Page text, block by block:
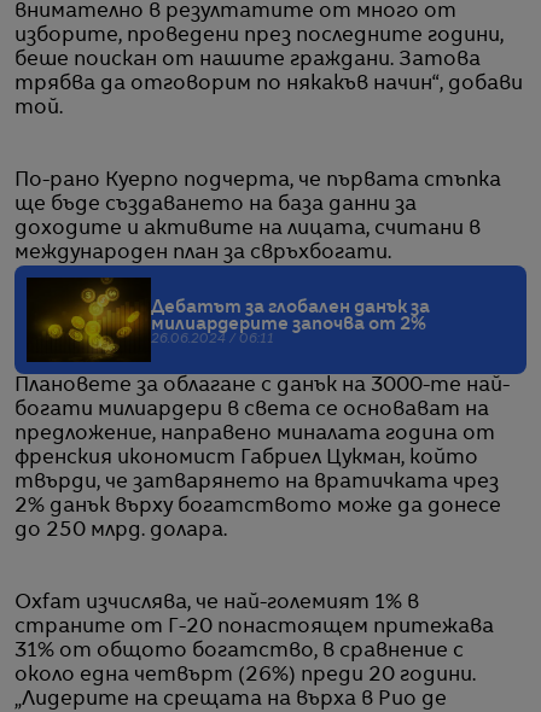
внимателно в резултатите от много от
изборите, проведени през последните години,
беше поискан от нашите граждани. Затова
трябва да отговорим по някакъв начин“, добави
той.
По-рано Куерпо подчерта, че първата стъпка
ще бъде създаването на база данни за
доходите и активите на лицата, считани в
международен план за свръхбогати.
Дебатът за глобален данък за
милиардерите започва от 2%
26.06.2024 / 06:11
Плановете за облагане с данък на 3000-те най-
богати милиардери в света се основават на
предложение, направено миналата година от
френския икономист Габриел Цукман, който
твърди, че затварянето на вратичката чрез
2% данък върху богатството може да донесе
до 250 млрд. долара.
Oxfam изчислява, че най-големият 1% в
страните от Г-20 понастоящем притежава
31% от общото богатство, в сравнение с
около една четвърт (26%) преди 20 години.
„Лидерите на срещата на върха в Рио де